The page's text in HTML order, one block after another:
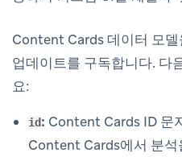
Content Cards 데이터 모
업데이트를 구독합니다. 다
요:
id: Content Cards ID 문
Content Cards에서 분석